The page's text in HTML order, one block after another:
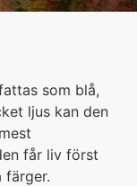
som blå,
ljus kan den
får liv först
färger.